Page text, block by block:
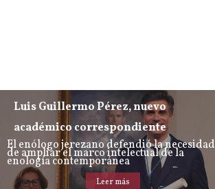
Luis Guillermo Pérez, nuevo
académico correspondiente
El enólogo jerezano defendió la necesidad
de ampliar el marco intelectual de la
enología contemporánea
Leer más